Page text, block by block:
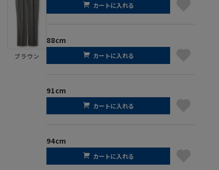
ブラウン
カートに入れる
88cm
カートに入れる
91cm
カートに入れる
94cm
カートに入れる